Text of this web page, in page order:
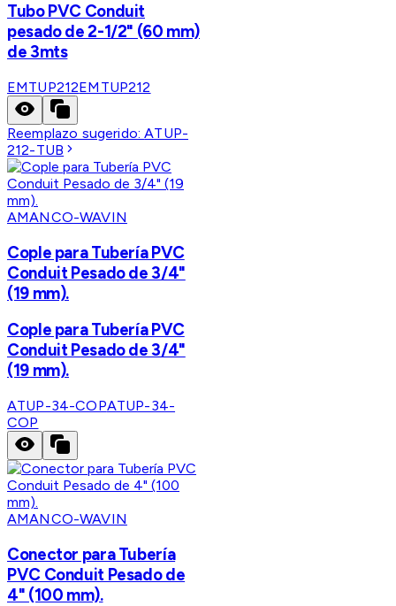
Tubo PVC Conduit
pesado de 2-1/2" (60 mm)
de 3mts
EMTUP212EMTUP212
Reemplazo sugerido:ATUP-
212-TUB
AMANCO-WAVIN
Cople para Tubería PVC
Conduit Pesado de 3/4"
(19 mm).
Cople para Tubería PVC
Conduit Pesado de 3/4"
(19 mm).
ATUP-34-COPATUP-34-
COP
AMANCO-WAVIN
Conector para Tubería
PVC Conduit Pesado de
4" (100 mm).